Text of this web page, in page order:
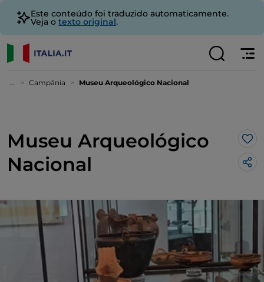
Este conteúdo foi traduzido automaticamente.
Veja o texto original.
... Campânia Museu Arqueológico Nacional
Museu Arqueológico
Nacional